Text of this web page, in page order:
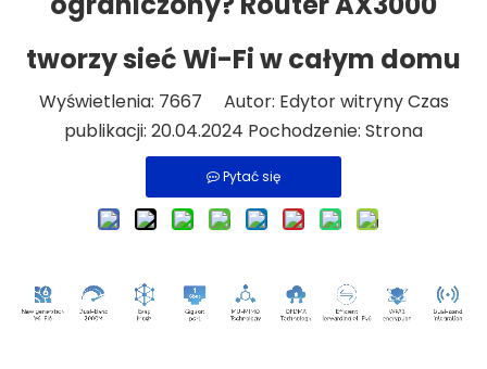
tworzy sieć Wi-Fi w całym domu
Wyświetlenia: 7667 Autor: Edytor witryny Czas
publikacji: 20.04.2024 Pochodzenie: Strona
Pytać się